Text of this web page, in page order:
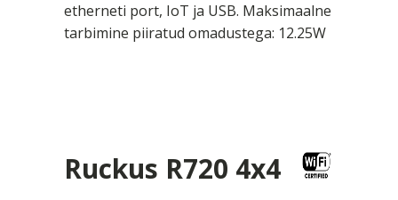
etherneti port, IoT ja USB. Maksimaalne
tarbimine piiratud omadustega: 12.25W
Ruckus R720 4x4